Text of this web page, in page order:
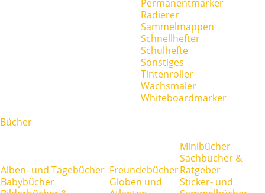
Permanentmarker
Radierer
Sammelmappen
Schnellhefter
Schulhefte
Sonstiges
Tintenroller
Wachsmaler
Whiteboardmarker
Bücher
Alben- und Tagebücher
Babybücher
Freundebücher
Globen und
Minibücher
Sachbücher &
Ratgeber
Sticker- und